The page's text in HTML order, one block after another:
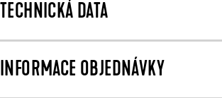
TECHNICKÁ DATA
INFORMACE OBJEDNÁVKY